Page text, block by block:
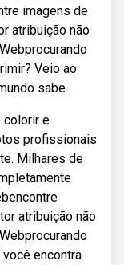
imagens de
atribuição não
Veio ao
sabe.
colorir e
profissionais
Milhares de
atribuição não
encontra